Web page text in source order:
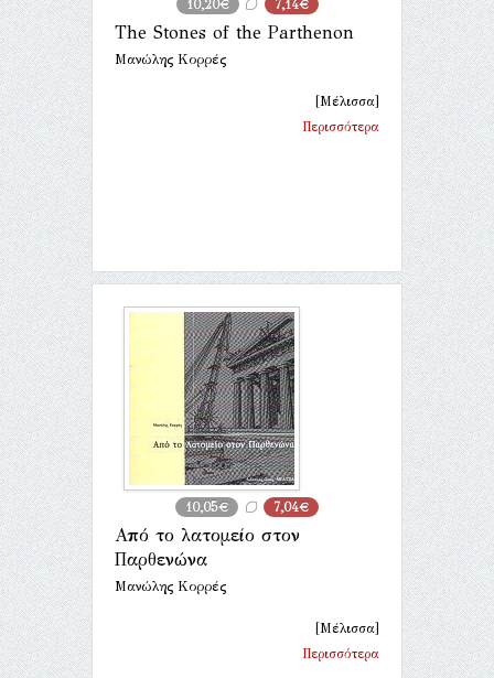
10,20€ 7,14€
The Stones of the Parthenon
Μανώλης Κορρές
[Μέλισσα]
Περισσότερα
10,05€ 7,04€
Από το λατομείο στον
Παρθενώνα
Μανώλης Κορρές
[Μέλισσα]
Περισσότερα